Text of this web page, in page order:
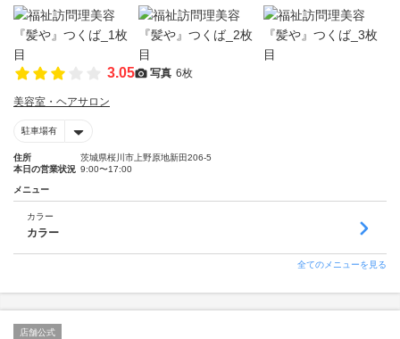
3.05 写真 6枚
美容室・ヘアサロン
駐車場有
住所
茨城県桜川市上野原地新田206-5
本日の営業状況 9:00〜17:00
メニュー
カラー
カラー
全てのメニューを見る
店舗公式